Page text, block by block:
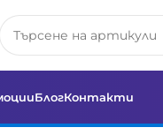
БлогКонтакти